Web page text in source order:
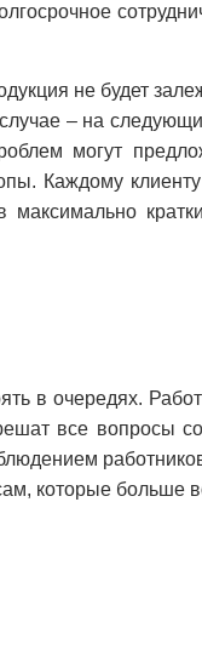
не будет
– на
могут
Каждому
максимально
в очередях.
все вопросы
которые больше